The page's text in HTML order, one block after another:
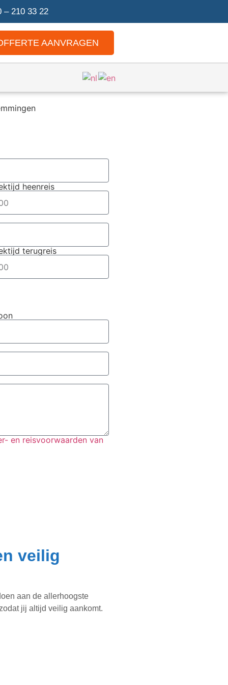
– 210 33 22
AANVRAGEN
heenreis
terugreis
en reisvoorwaarden van
veilig
aan de allerhoogste
jij altijd veilig aankomt.